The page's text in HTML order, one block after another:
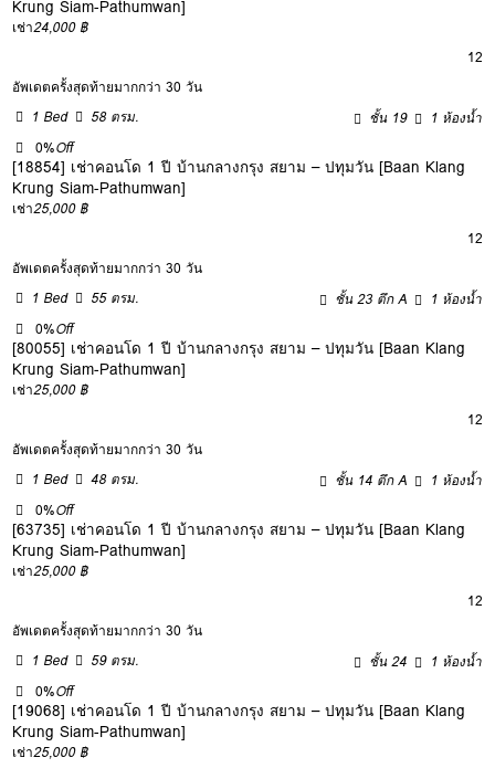
Krung Siam-Pathumwan]
เช่า24,000 ฿
12
อัพเดตครั้งสุดท้ายมากกว่า 30 วัน
1 Bed
58 ตรม. ชั้น 19
1 ห้องน้ำ
0%Off
[18854] เช่าคอนโด 1 ปี บ้านกลางกรุง สยาม – ปทุมวัน [Baan Klang
Krung Siam-Pathumwan]
เช่า25,000 ฿
12
อัพเดตครั้งสุดท้ายมากกว่า 30 วัน
1 Bed
55 ตรม. ชั้น 23 ตึก A
1 ห้องน้ำ
0%Off
[80055] เช่าคอนโด 1 ปี บ้านกลางกรุง สยาม – ปทุมวัน [Baan Klang
Krung Siam-Pathumwan]
เช่า25,000 ฿
12
อัพเดตครั้งสุดท้ายมากกว่า 30 วัน
1 Bed
48 ตรม. ชั้น 14 ตึก A
1 ห้องน้ำ
0%Off
[63735] เช่าคอนโด 1 ปี บ้านกลางกรุง สยาม – ปทุมวัน [Baan Klang
Krung Siam-Pathumwan]
เช่า25,000 ฿
12
อัพเดตครั้งสุดท้ายมากกว่า 30 วัน
1 Bed
59 ตรม. ชั้น 24
1 ห้องน้ำ
0%Off
[19068] เช่าคอนโด 1 ปี บ้านกลางกรุง สยาม – ปทุมวัน [Baan Klang
Krung Siam-Pathumwan]
เช่า25,000 ฿